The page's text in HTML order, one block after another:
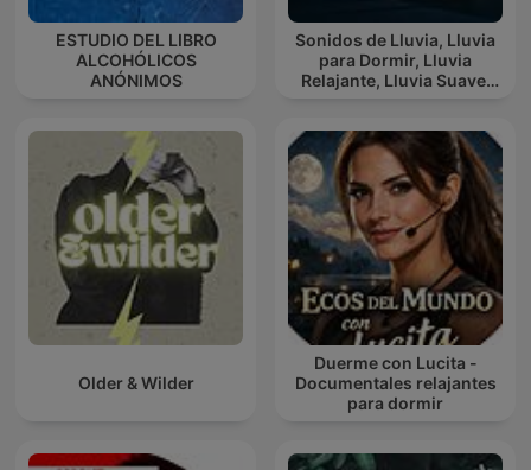
ESTUDIO DEL LIBRO
ALCOHÓLICOS
ANÓNIMOS
Sonidos de Lluvia, Lluvia
para Dormir, Lluvia
Relajante, Lluvia Suave,
Older & Wilder
Duerme con Lucita -
Documentales relajantes
para dormir